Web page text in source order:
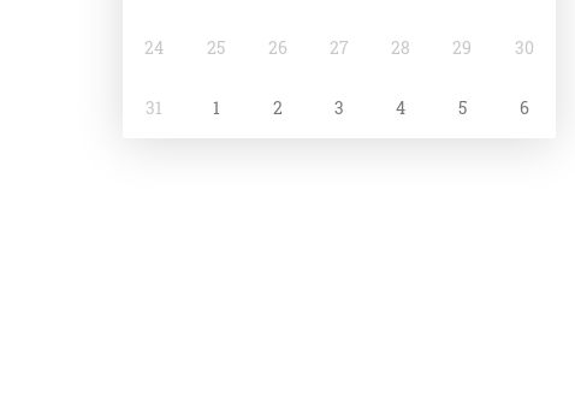
24 25 26 27 28 29 30
31 1 2 3 4 5 6